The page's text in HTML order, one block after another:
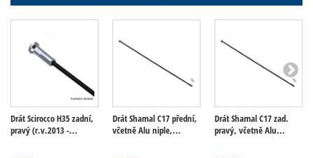
Drát Scirocco H35 zadní,
pravý (r.v.2013 -...
Drát Shamal C17 přední,
včetně Alu niple,...
Drát Shamal C17 zad.
pravý, včetně Alu...